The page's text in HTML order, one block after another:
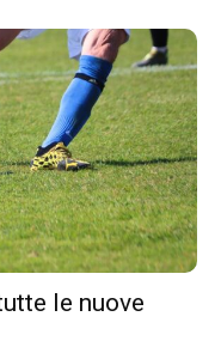
le nuove